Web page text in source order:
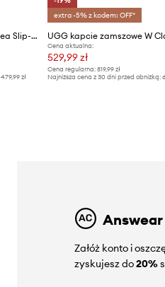
UGG kapcie zamszowe W Elea Slip-On
479,99 zł
extra -5% z kodem: OFF*
Cena aktualna:
529,99 zł
Cena regularna: 819,99 zł
Najniższa cena z 30 dni przed obniżką:
Załóż konto i
zyskujesz do20%